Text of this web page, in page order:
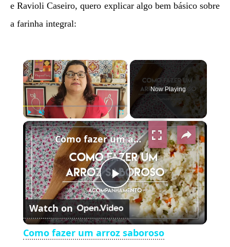
e Ravioli Caseiro, quero explicar algo bem básico sobre
a farinha integral:
×
Play Unmute Fullscreen
Now Playing
×
Play
Video
Como fazer um arroz saboroso
Watch on
Como fazer um arroz saboroso